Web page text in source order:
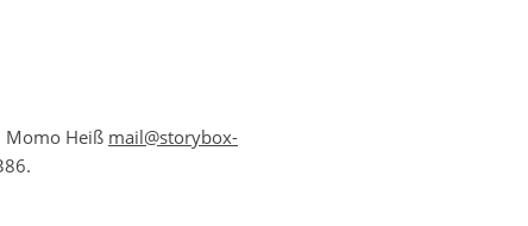
Momo Heiß mail@storybox-